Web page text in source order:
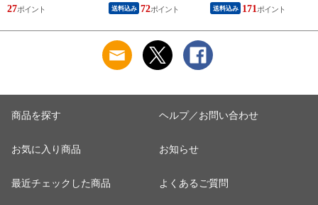
北欧 食器 ita12-c043
27
ス 単品 オリジナル2
点セット ガス ガス
fal 【北海道・沖縄は
990円加算】 tfa0098-
13c2630
送料込み 72
パン22cm + バタフラ
イガラスぶた 26cm付
用 直火 T-fal 【北海
道・沖縄は990円加
送料込み 171
商品を探す
お気に入り商品
最近チェックした商品
ヘルプ／お問い合わせ
お知らせ
よくあるご質問